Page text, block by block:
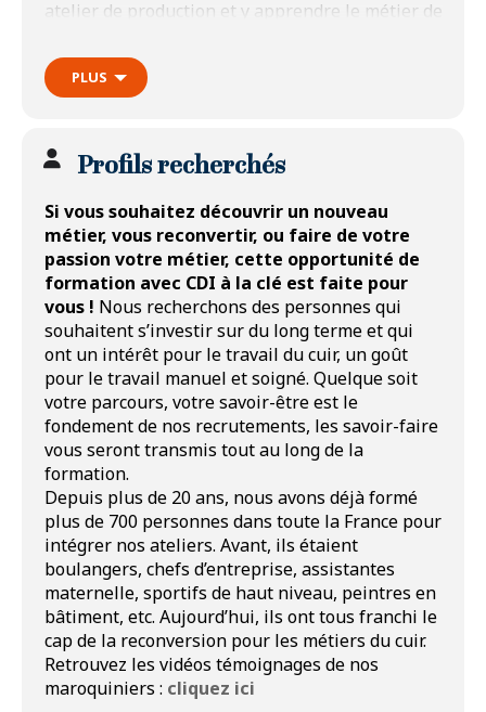
atelier de production et y apprendre le métier de
Nos valeurs clés : Exigence – Bienveillance –
Tolomei :
Vous participez à la fabrication d’articles de
maroquinerie (tels que sacs, sacoches,
portefeuilles, accessoires de mode).
Tel un puzzle, vous assemblez les différentes
pièces qui composent le produit jusqu’à aboutir
au produit fini en volume.
Vous serez attentif(ve) à la qualité du travail
réalisé sur chaque pièce de cuir.
Comment devenir maroquinier chez Tolomei
?
Intégrez notre Ecole au sein de notre
manufacture pour suivrenotre formation de 3
mois (400h), 100% prise en charge et
indemnisée. Vous y apprendrez les bases du
métier de maroquinier, à apprivoiser la matière,
PLUS
Profils recherchés
Si vous souhaitez découvrir un nouveau
métier, vous reconvertir, ou faire de votre
passion votre métier, cette opportunité de
formation avec CDI à la clé est faite pour
vous ! Nous recherchons des personnes qui
souhaitent s’investir sur du long terme et qui
ont un intérêt pour le travail du cuir, un goût
pour le travail manuel et soigné. Quelque soit
votre parcours, votre savoir-être est le
fondement de nos recrutements, les savoir-faire
vous seront transmis tout au long de la
formation.
Depuis plus de 20 ans, nous avons déjà formé
plus de 700 personnes dans toute la France pour
intégrer nos ateliers. Avant, ils étaient
boulangers, chefs d’entreprise, assistantes
maternelle, sportifs de haut niveau, peintres en
bâtiment, etc. Aujourd’hui, ils ont tous franchi le
cap de la reconversion pour les métiers du cuir.
Retrouvez les vidéos témoignages de nos
maroquiniers : cliquez ici